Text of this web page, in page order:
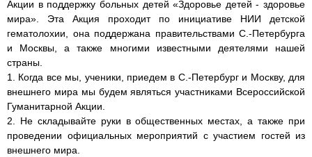
Акции в поддержку больных детей «Здоровье детей - здоровье
мира». Эта Акция проходит по инициативе НИИ детской
гематолохии, она поддержана правительствами С.-Петербурга
и Москвы, а также многими известными деятелями нашей
страны.
1. Когда все мы, ученики, приедем в С.-Петербург и Москву, для
внешнего мира мы будем являться участниками Всероссийской
Гуманитарной Акции.
2. Не складывайте pyки в общественных местах, а также при
проведении официальных мероприятий с участием гостей из
внешнего мира.